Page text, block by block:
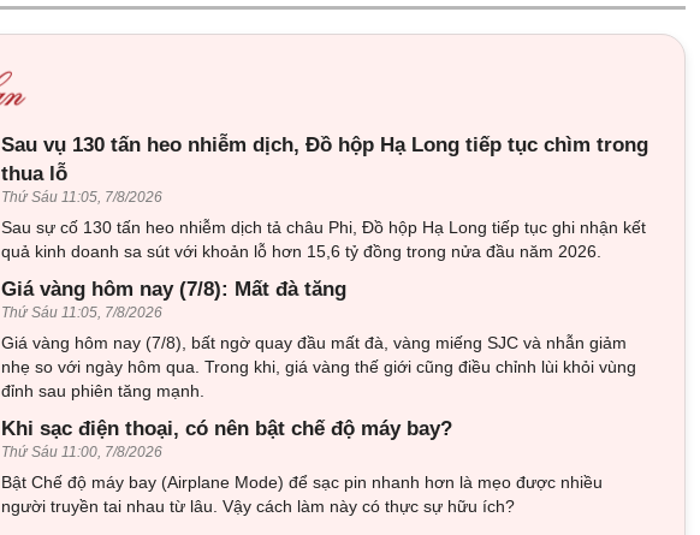
Sau vụ 130 tấn heo nhiễm dịch, Đồ hộp Hạ Long tiếp tục chìm trong
thua lỗ
Thứ Sáu 11:05, 7/8/2026
Sau sự cố 130 tấn heo nhiễm dịch tả châu Phi, Đồ hộp Hạ Long tiếp tục ghi nhận kết
quả kinh doanh sa sút với khoản lỗ hơn 15,6 tỷ đồng trong nửa đầu năm 2026.
Giá vàng hôm nay (7/8): Mất đà tăng
Thứ Sáu 11:05, 7/8/2026
Giá vàng hôm nay (7/8), bất ngờ quay đầu mất đà, vàng miếng SJC và nhẫn giảm
nhẹ so với ngày hôm qua. Trong khi, giá vàng thế giới cũng điều chỉnh lùi khỏi vùng
đỉnh sau phiên tăng mạnh.
Khi sạc điện thoại, có nên bật chế độ máy bay?
Thứ Sáu 11:00, 7/8/2026
Bật Chế độ máy bay (Airplane Mode) để sạc pin nhanh hơn là mẹo được nhiều
người truyền tai nhau từ lâu. Vậy cách làm này có thực sự hữu ích?